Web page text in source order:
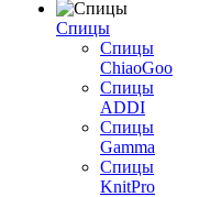
Спицы
Спицы
ChiaoGoo
Спицы
ADDI
Спицы
Gamma
Спицы
KnitPro